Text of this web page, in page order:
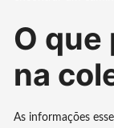
O
na
As informações